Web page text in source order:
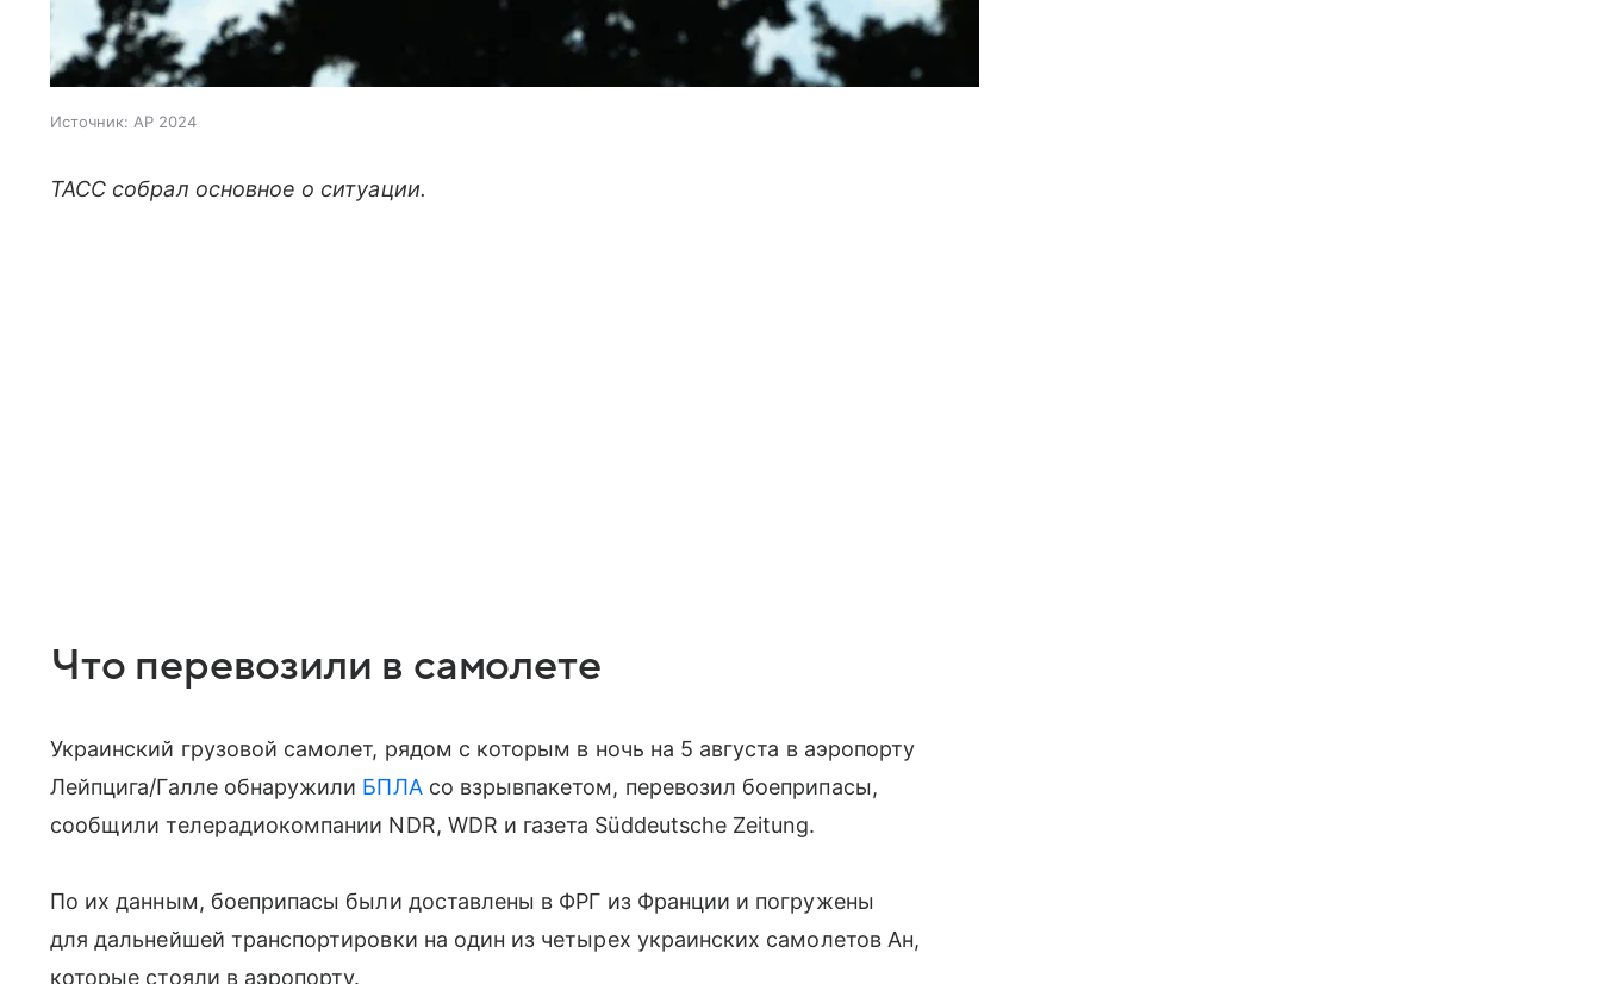
Источник: AP 2024
ТАСС собрал основное о ситуации.
Что перевозили в самолете
Украинский грузовой самолет, рядом с которым в ночь на 5 августа в аэропорту
Лейпцига/Галле обнаружили БПЛАсо взрывпакетом, перевозил боеприпасы,
сообщили телерадиокомпании NDR, WDR и газета Süddeutsche Zeitung.
По их данным, боеприпасы были доставлены в ФРГ из Франции и погружены
для дальнейшей транспортировки на один из четырех украинских самолетов Ан,
которые стояли в аэропорту.